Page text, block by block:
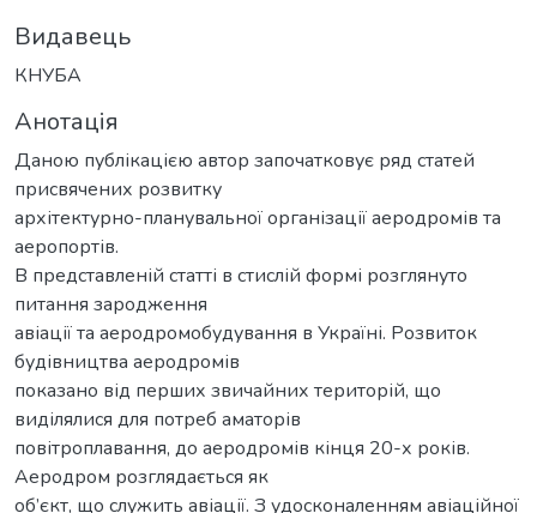
Видавець
КНУБА
Анотація
Даною публікацією автор започатковує ряд статей
присвячених розвитку
архітектурно-планувальної організації аеродромів та
аеропортів.
В представленій статті в стислій формі розглянуто
питання зародження
авіації та аеродромобудування в Україні. Розвиток
будівництва аеродромів
показано від перших звичайних територій, що
виділялися для потреб аматорів
повітроплавання, до аеродромів кінця 20-х років.
Аеродром розглядається як
об’єкт, що служить авіації. З удосконаленням авіаційної